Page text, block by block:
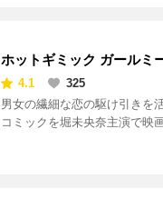
ホットギミック ガールミ
4.1
325
男女の繊細な恋の駆け引きを
コミックを堀未央奈主演で映